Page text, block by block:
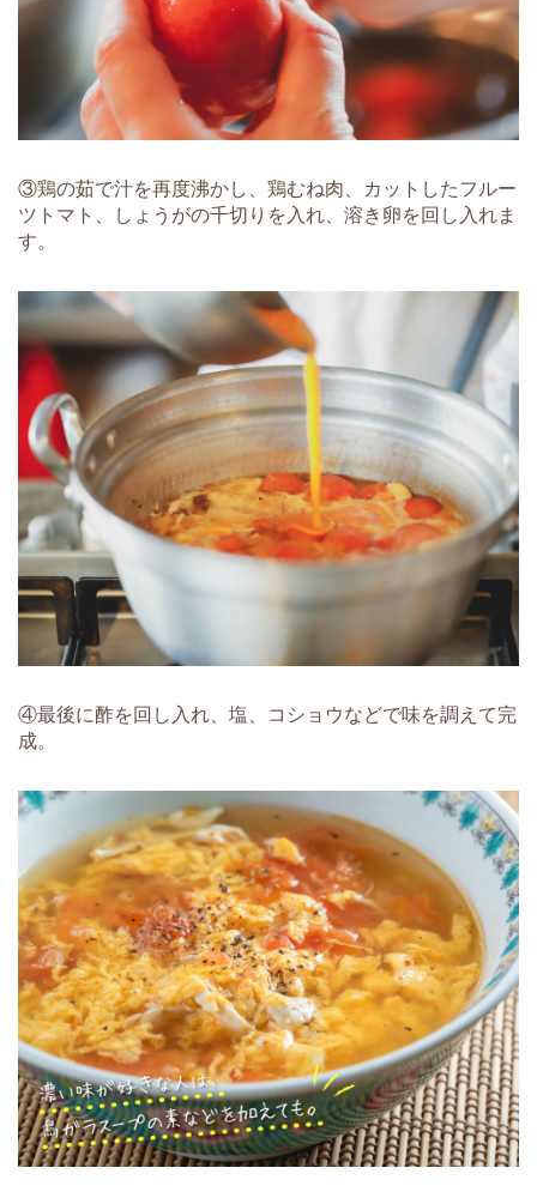
③鶏の茹で汁を再度沸かし、鶏むね肉、カットしたフルー
ツトマト、しょうがの千切りを入れ、溶き卵を回し入れま
す。
④最後に酢を回し入れ、塩、コショウなどで味を調えて完
成。